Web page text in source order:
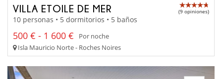
VILLA ETOILE DE MER (9 opiniones)
10 personas • 5 dormitorios • 5 baños
500 € - 1 600 €
Por noche
Isla Mauricio Norte - Roches Noires